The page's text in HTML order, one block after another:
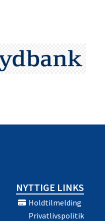
NYTTIGE LINKS
Holdtilmelding
Privatlivspolitik